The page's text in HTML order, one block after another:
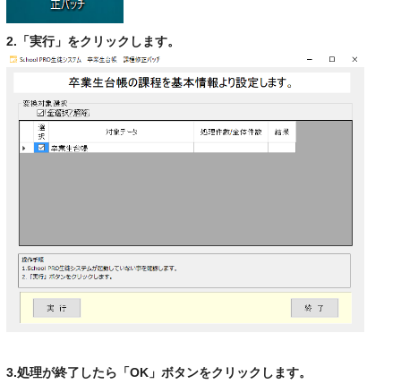
2.「実行」をクリックします。
3.処理が終了したら「OK」ボタンをクリックします。